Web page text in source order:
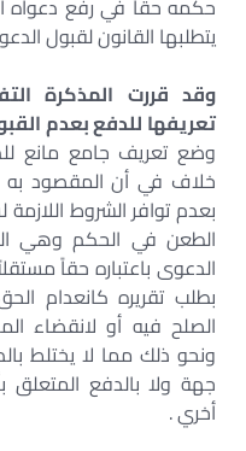
حكمه حقاً في رفع دعواه
يتطلبها القانون لقبول
وقد قررت المذكرة
تعريفها للدفع بعدم
وضع تعريف جامع مانع
خلاف في أن المقصود به
بعدم توافر الشروط
الطعن في الحكم وهي
الدعوى باعتباره حقاً
بطلب تقريره كانعدام
الصلح فيه أو لانقضاء
ونحو ذلك مما لا يختلط
جهة ولا بالدفع
أخري .